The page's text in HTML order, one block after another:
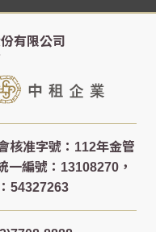
有限公司